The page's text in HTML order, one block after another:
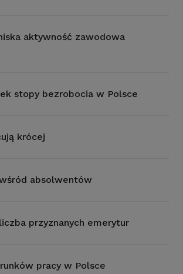
aktywność zawodowa
stopy bezrobocia w Polsce
krócej
absolwentów
przyznanych emerytur
pracy w Polsce